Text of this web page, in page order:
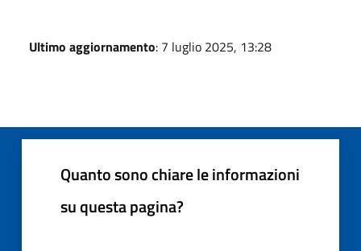
Ultimo aggiornamento: 7 luglio 2025, 13:28
Quanto sono chiare le informazioni
su questa pagina?